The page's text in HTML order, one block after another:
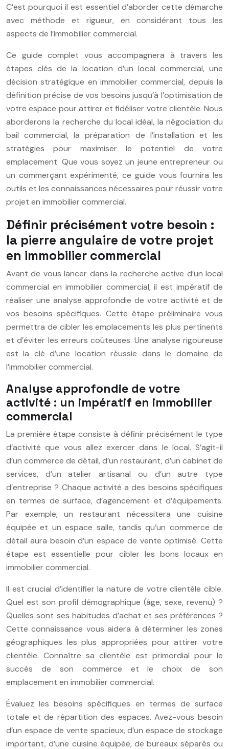
C’est pourquoi il est essentiel d’aborder cette démarche
avec méthode et rigueur, en considérant tous les
aspects de l’immobilier commercial.
Ce guide complet vous accompagnera à travers les
étapes clés de la location d’un local commercial, une
décision stratégique en immobilier commercial, depuis la
définition précise de vos besoins jusqu’à l’optimisation de
votre espace pour attirer et fidéliser votre clientèle. Nous
aborderons la recherche du local idéal, la négociation du
bail commercial, la préparation de l’installation et les
stratégies pour maximiser le potentiel de votre
emplacement. Que vous soyez un jeune entrepreneur ou
un commerçant expérimenté, ce guide vous fournira les
outils et les connaissances nécessaires pour réussir votre
projet en immobilier commercial.
Définir précisément votre besoin :
la pierre angulaire de votre projet
en immobilier commercial
Avant de vous lancer dans la recherche active d’un local
commercial en immobilier commercial, il est impératif de
réaliser une analyse approfondie de votre activité et de
vos besoins spécifiques. Cette étape préliminaire vous
permettra de cibler les emplacements les plus pertinents
et d’éviter les erreurs coûteuses. Une analyse rigoureuse
est la clé d’une location réussie dans le domaine de
l’immobilier commercial.
Analyse approfondie de votre
activité : un impératif en immobilier
commercial
La première étape consiste à définir précisément le type
d’activité que vous allez exercer dans le local. S’agit-il
d’un commerce de détail, d’un restaurant, d’un cabinet de
services, d’un atelier artisanal ou d’un autre type
d’entreprise ? Chaque activité a des besoins spécifiques
en termes de surface, d’agencement et d’équipements.
Par exemple, un restaurant nécessitera une cuisine
équipée et un espace salle, tandis qu’un commerce de
détail aura besoin d’un espace de vente optimisé. Cette
étape est essentielle pour cibler les bons locaux en
immobilier commercial.
Il est crucial d’identifier la nature de votre clientèle cible.
Quel est son profil démographique (âge, sexe, revenu) ?
Quelles sont ses habitudes d’achat et ses préférences ?
Cette connaissance vous aidera à déterminer les zones
géographiques les plus appropriées pour attirer votre
clientèle. Connaître sa clientèle est primordial pour le
succès de son commerce et le choix de son
emplacement en immobilier commercial.
Évaluez les besoins spécifiques en termes de surface
totale et de répartition des espaces. Avez-vous besoin
d’un espace de vente spacieux, d’un espace de stockage
important, d’une cuisine équipée, de bureaux séparés ou